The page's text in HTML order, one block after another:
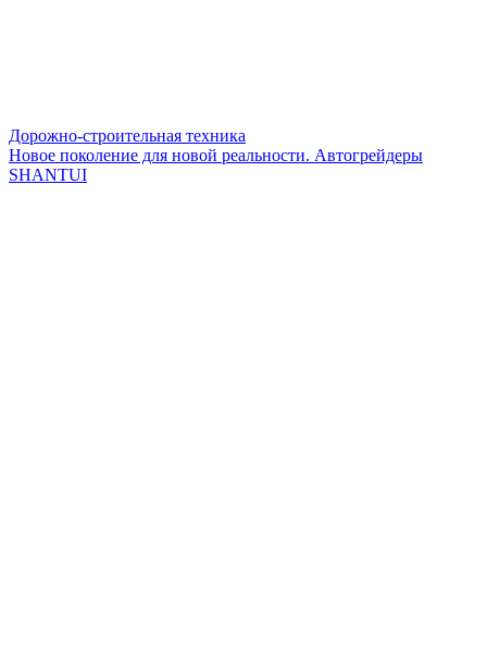
Дорожно-строительная техника
Новое поколение для новой реальности. Автогрейдеры
SHANTUI